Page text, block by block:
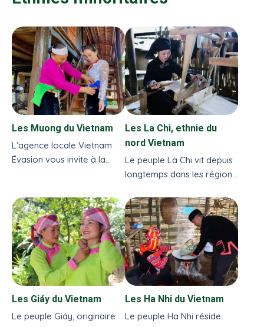
Les Muong du Vietnam
L’agence locale Vietnam
Évasion vous invite à la
Nord, dans les régions
montagneuses...
Les La Chi, ethnie du
nord Vietnam
Le peuple La Chi vit depuis
longtemps dans les régions
Vietnam. Nous irons les
rencontrer dans quatre
communes des districts...
Les Giáy du Vietnam
Le peuple Giáy, originaire
Les Ha Nhi du Vietnam
Le peuple Ha Nhi réside